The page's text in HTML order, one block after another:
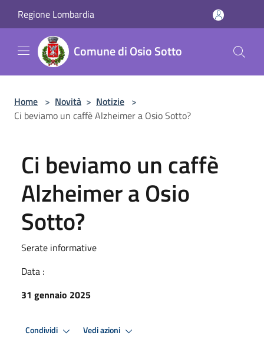
Regione Lombardia
Comune di Osio Sotto
Home > Novità > Notizie >
Ci beviamo un caffè Alzheimer a Osio Sotto?
Ci beviamo un caffè
Alzheimer a Osio
Sotto?
Serate informative
Data :
31 gennaio 2025
Condividi Vedi azioni